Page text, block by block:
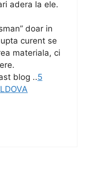
adera la ele.
doar in
curent se
materiala, ci
blog ..5